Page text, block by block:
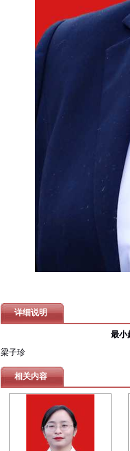
详细说明
最
梁子珍
相关内容